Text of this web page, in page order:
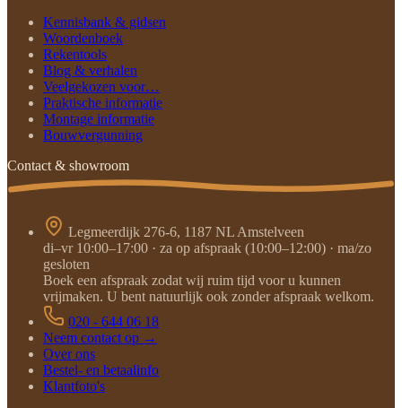
Kennisbank & gidsen
Woordenboek
Rekentools
Blog & verhalen
Veelgekozen voor…
Praktische informatie
Montage informatie
Bouwvergunning
Contact & showroom
Legmeerdijk 276-6, 1187 NL Amstelveen
di–vr 10:00–17:00 · za op afspraak (10:00–12:00) · ma/zo
gesloten
Boek een afspraak zodat wij ruim tijd voor u kunnen
vrijmaken. U bent natuurlijk ook zonder afspraak welkom.
020 - 644 06 18
Neem contact op →
Over ons
Bestel- en betaalinfo
Klantfoto's